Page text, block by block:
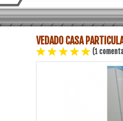
Home
La
Playa
Pinar del
Varadero
VEDADO CASA
(1